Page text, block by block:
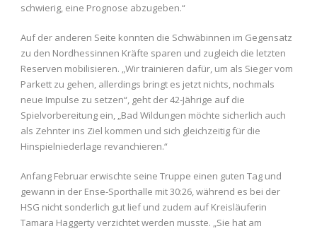
schwierig, eine Prognose abzugeben.“
Auf der anderen Seite konnten die Schwäbinnen im Gegensatz
zu den Nordhessinnen Kräfte sparen und zugleich die letzten
Reserven mobilisieren. „Wir trainieren dafür, um als Sieger vom
Parkett zu gehen, allerdings bringt es jetzt nichts, nochmals
neue Impulse zu setzen“, geht der 42-Jährige auf die
Spielvorbereitung ein, „Bad Wildungen möchte sicherlich auch
als Zehnter ins Ziel kommen und sich gleichzeitig für die
Hinspielniederlage revanchieren.“
Anfang Februar erwischte seine Truppe einen guten Tag und
gewann in der Ense-Sporthalle mit 30:26, während es bei der
HSG nicht sonderlich gut lief und zudem auf Kreisläuferin
Tamara Haggerty verzichtet werden musste. „Sie hat am